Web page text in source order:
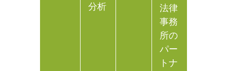
分析
法律
事務
所の
パー
トナ